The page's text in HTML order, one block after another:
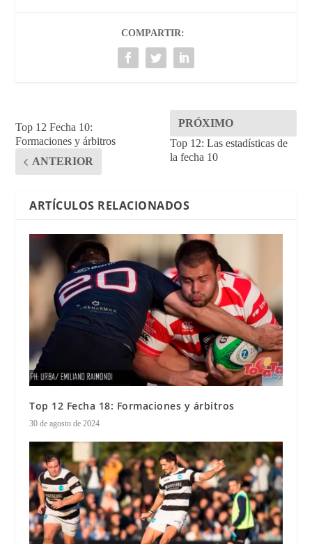
COMPARTIR:
Top 12 Fecha 10:
Formaciones y árbitros
ANTERIOR
PRÓXIMO
Top 12: Las estadísticas de
la fecha 10
ARTÍCULOS RELACIONADOS
Top 12 Fecha 18: Formaciones y árbitros
30 de agosto de 2024